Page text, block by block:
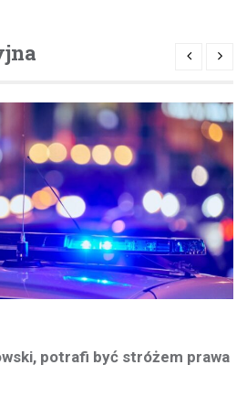
potrafi być stróżem prawa